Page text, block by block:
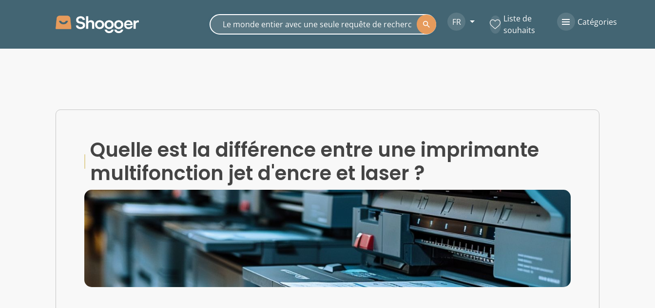
FR
Liste de
souhaits
Catégories
Quelle est la différence entre une imprimante
multifonction jet d'encre et laser ?